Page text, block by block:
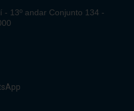
- 13º andar Conjunto 134 -